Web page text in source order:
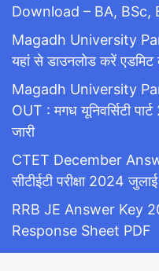
Download – BA,
Magadh University
यहां से डाउनलोड करें एडमिट
Magadh University
OUT : मगध यूनिवर्सिटी
जारी
CTET December
सीटीईटी परीक्षा 2024
RRB JE Answer Key
Response Sheet PDF